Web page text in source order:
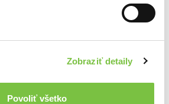
Zobraziť detaily
Povoliť všetko
považován za mrtvého. Musí přežít s
Naděje na nemožnou záchranu.
Zobraziť viac